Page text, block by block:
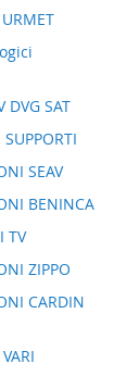
DVG SAT
SUPPORTI
SEAV
BENINCA
TV
ZIPPO
CARDIN